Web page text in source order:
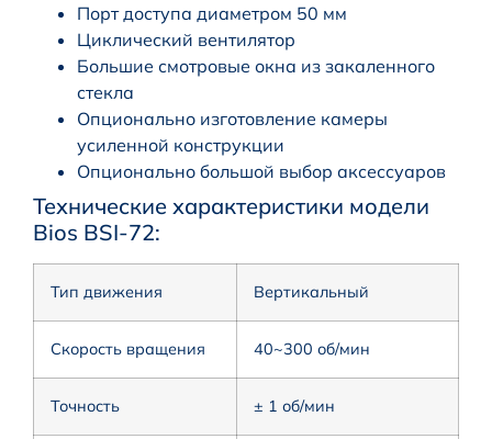
Порт доступа диаметром 50 мм
Циклический вентилятор
Большие смотровые окна из закаленного
стекла
Опционально изготовление камеры
усиленной конструкции
Опционально большой выбор аксессуаров
Технические характеристики модели
Вiоs ВSI-72:
Тип движения Вертикальный
Скорость вращения 40~300 об/мин
Точность ± 1 об/мин